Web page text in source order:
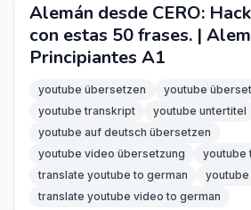
Alemán desde CERO:
con estas 50 frases. |
Principiantes A1
youtube übersetzen
youtube
youtube transkript
youtube untertitel
youtube auf deutsch übersetzen
youtube video übersetzung
youtube
translate youtube to german
translate youtube video to german